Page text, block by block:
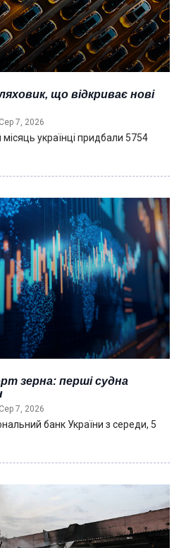
що відкриває нові
Сер 7, 2026
українці придбали 5754
зерна: перші судна
Сер 7, 2026
банк України з середи, 5